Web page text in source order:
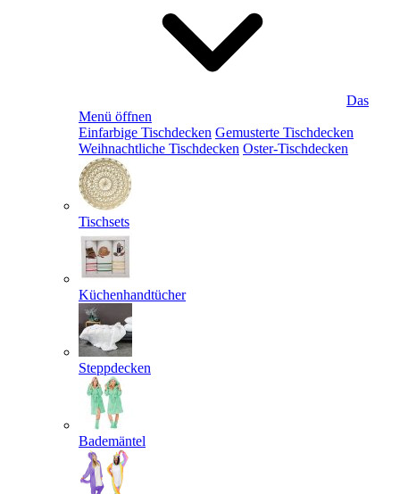
Das
Menü öffnen
Einfarbige Tischdecken Gemusterte Tischdecken
Weihnachtliche Tischdecken Oster-Tischdecken
Tischsets
Küchenhandtücher
Steppdecken
Bademäntel